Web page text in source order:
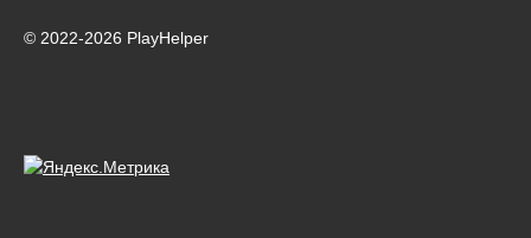
© 2022-2026 PlayHelper